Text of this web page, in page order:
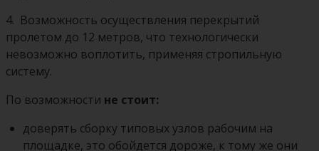
4. Возможность осуществления перекрытий
пролетом до 12 метров, что технологически
невозможно воплотить, применяя стропильную
систему.
По возможности не стоит:
доверять сборку типовых узлов рабочим на
площадке, это обойдется дороже, к тому же они